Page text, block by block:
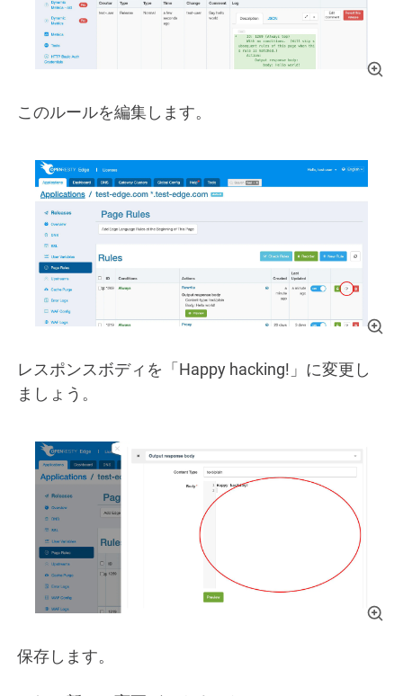
このルールを編集します。
レスポンスボディを「Happy hacking!」に変更し
ましょう。
保存します。